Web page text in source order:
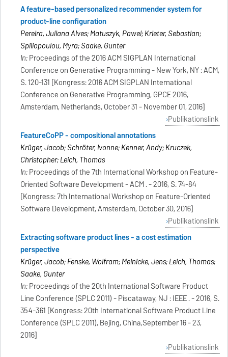
A feature-based personalized recommender system for
product-line configuration
Pereira, Juliana Alves; Matuszyk, Pawel; Krieter, Sebastian;
Spiliopoulou, Myra; Saake, Gunter
In:Proceedings of the 2016 ACM SIGPLAN International
Conference on Generative Programming - New York, NY : ACM,
S. 120-131 [Kongress: 2016 ACM SIGPLAN International
Conference on Generative Programming, GPCE 2016,
Amsterdam, Netherlands, October 31 - November 01, 2016]
Publikationslink
FeatureCoPP - compositional annotations
Krüger, Jacob; Schröter, Ivonne; Kenner, Andy; Kruczek,
Christopher; Leich, Thomas
In:Proceedings of the 7th International Workshop on Feature-
Oriented Software Development - ACM . - 2016, S. 74-84
[Kongress: 7th International Workshop on Feature-Oriented
Software Development, Amsterdam, October 30, 2016]
Publikationslink
Extracting software product lines - a cost estimation
perspective
Krüger, Jacob; Fenske, Wolfram; Meinicke, Jens; Leich, Thomas;
Saake, Gunter
In:Proceedings of the 20th International Software Product
Line Conference (SPLC 2011) - Piscataway, NJ : IEEE . - 2016, S.
354-361 [Kongress: 20th International Software Product Line
Conference (SPLC 2011), Beijing, China,September 16 - 23,
2016]
Publikationslink